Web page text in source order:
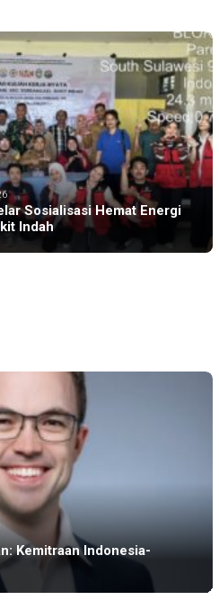
Sosialisasi Hemat Energi
Indah
Kemitraan Indonesia-